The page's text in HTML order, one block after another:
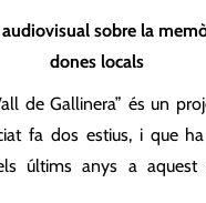
sobre la
dones locals
de Gallinera” és un
fa dos estius, i que
últims anys a